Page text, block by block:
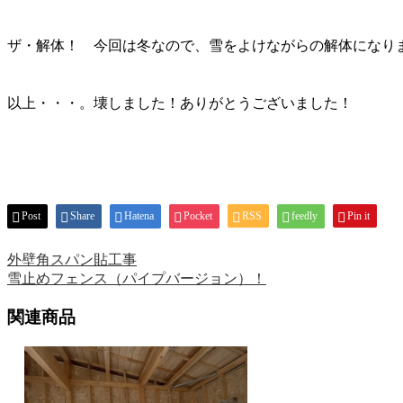
ザ・解体！ 今回は冬なので、雪をよけながらの解体になり
以上・・・。壊しました！ありがとうございました！
Post Share Hatena Pocket RSS feedly Pin it
外壁角スパン貼工事
雪止めフェンス（パイプバージョン）！
関連商品